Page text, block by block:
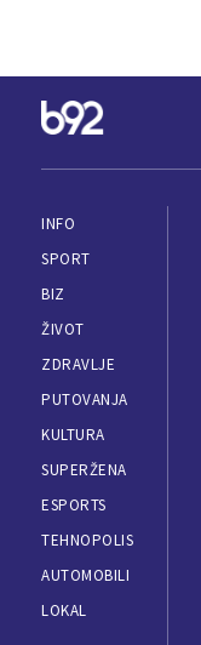
INFO
SPORT
BIZ
ŽIVOT
ZDRAVLJE
PUTOVANJA
KULTURA
SUPERŽENA
ESPORTS
TEHNOPOLIS
AUTOMOBILI
LOKAL